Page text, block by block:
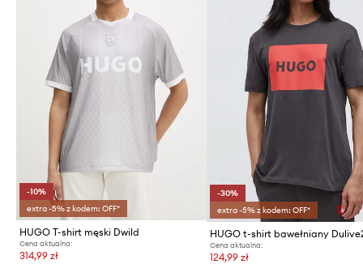
-10%
extra -5% z kodem: OFF*
HUGO T-shirt męski Dwild
Cena aktualna:
314,99 zł
-30%
extra -5% z kodem: OFF*
HUGO t-shirt bawełniany
Cena aktualna:
124,99 zł